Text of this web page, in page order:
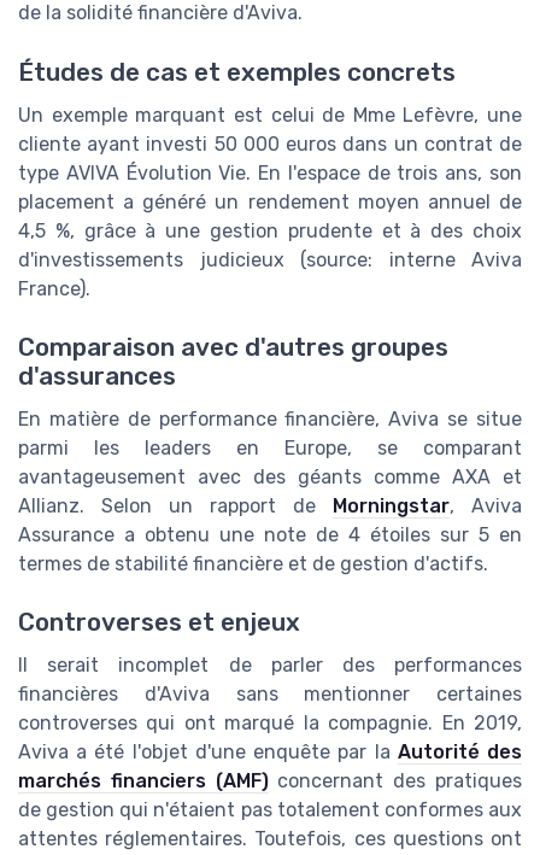
de la solidité financière d'Aviva.
Études de cas et exemples concrets
Un exemple marquant est celui de Mme Lefèvre, une
cliente ayant investi 50 000 euros dans un contrat de
type AVIVA Évolution Vie. En l'espace de trois ans, son
placement a généré un rendement moyen annuel de
4,5 %, grâce à une gestion prudente et à des choix
d'investissements judicieux (source: interne Aviva
France).
Comparaison avec d'autres groupes
d'assurances
En matière de performance financière, Aviva se situe
parmi les leaders en Europe, se comparant
avantageusement avec des géants comme AXA et
Allianz. Selon un rapport de Morningstar, Aviva
Assurance a obtenu une note de 4 étoiles sur 5 en
termes de stabilité financière et de gestion d'actifs.
Controverses et enjeux
Il serait incomplet de parler des performances
financières d'Aviva sans mentionner certaines
controverses qui ont marqué la compagnie. En 2019,
Aviva a été l'objet d'une enquête par la Autorité des
marchés financiers (AMF)concernant des pratiques
de gestion qui n'étaient pas totalement conformes aux
attentes réglementaires. Toutefois, ces questions ont